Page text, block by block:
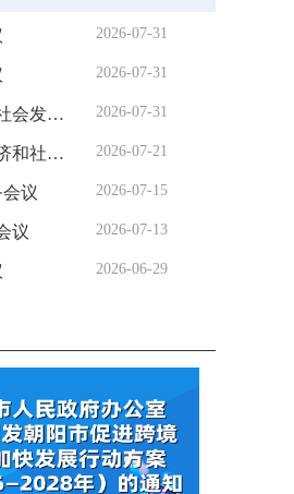
2026-07-31
2026-07-31
通知》 2026-07-31
的通知》 2026-07-21
议 2026-07-15
议 2026-07-13
2026-06-29